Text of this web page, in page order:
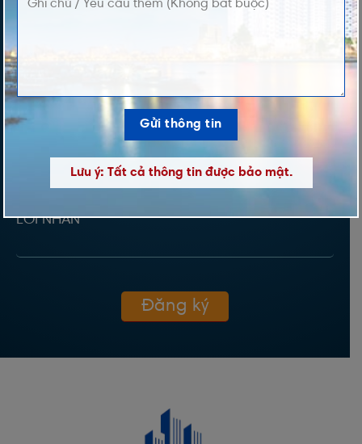
ĐIỆN THOẠI *
DỰ ÁN QUAN TÂM
LỜI NHẮN
Lưu ý: Tất cả thông tin được bảo mật.